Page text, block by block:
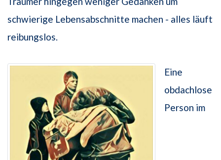
schwierige Lebensabschnitte machen - alles läuft
reibungslos.
Eine
obdachlose
Person im